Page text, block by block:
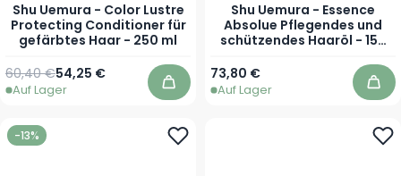
Shu Uemura - Color Lustre
Protecting Conditioner für
gefärbtes Haar - 250 ml
Sonderpreis
54,25 €
Regulärer Preis
60,40 €
Auf Lager In den Warenkorb
Shu Uemura - Essence
Absolue Pflegendes und
schützendes Haaröl - 150
73,80 €
Auf Lager In
-13%